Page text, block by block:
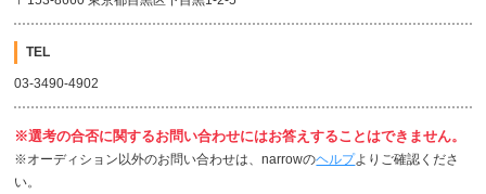
TEL
03-3490-4902
※選考の合否に関するお問い合わせにはお答えすることはできません。
※オーディション以外のお問い合わせは、narrowのヘルプよりご確認くださ
い。